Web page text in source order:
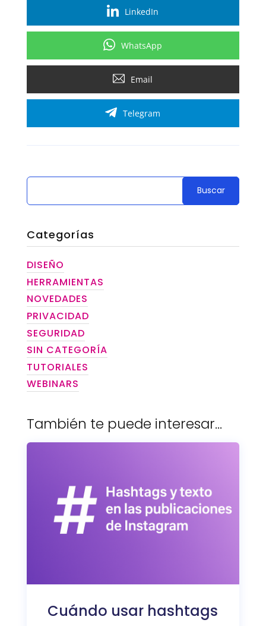
LinkedIn
WhatsApp
Email
Telegram
Categorías
DISEÑO
HERRAMIENTAS
NOVEDADES
PRIVACIDAD
SEGURIDAD
SIN CATEGORÍA
TUTORIALES
WEBINARS
También te puede interesar…
Cuándo usar hashtags